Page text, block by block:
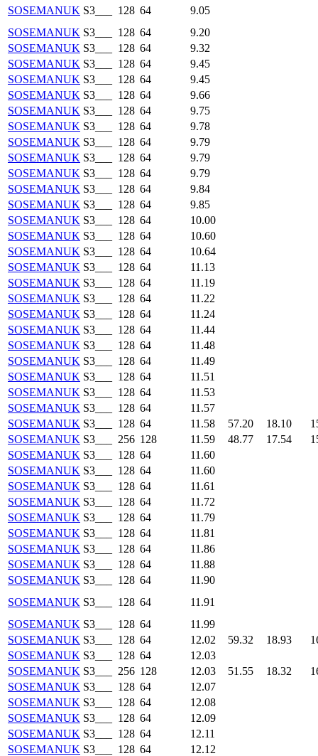
SOSEMANUK S3___ 128 64
9.05
SOSEMANUK S3___ 128 64
9.20
SOSEMANUK S3___ 128 64
9.32
SOSEMANUK S3___ 128 64
9.45
SOSEMANUK S3___ 128 64
9.45
SOSEMANUK S3___ 128 64
9.66
SOSEMANUK S3___ 128 64
9.75
SOSEMANUK S3___ 128 64
9.78
SOSEMANUK S3___ 128 64
9.79
SOSEMANUK S3___ 128 64
9.79
SOSEMANUK S3___ 128 64
9.79
SOSEMANUK S3___ 128 64
9.84
SOSEMANUK S3___ 128 64
9.85
SOSEMANUK S3___ 128 64
10.00
SOSEMANUK S3___ 128 64
10.60
SOSEMANUK S3___ 128 64
10.64
SOSEMANUK S3___ 128 64
11.13
SOSEMANUK S3___ 128 64
11.19
SOSEMANUK S3___ 128 64
11.22
SOSEMANUK S3___ 128 64
11.24
SOSEMANUK S3___ 128 64
11.44
SOSEMANUK S3___ 128 64
11.48
SOSEMANUK S3___ 128 64
11.49
SOSEMANUK S3___ 128 64
11.51
SOSEMANUK S3___ 128 64
11.53
SOSEMANUK S3___ 128 64
11.57
SOSEMANUK S3___ 128 64 11.58 57.20 18.10
SOSEMANUK S3___ 256 128 11.59 48.77 17.54
SOSEMANUK S3___ 128 64
11.60
SOSEMANUK S3___ 128 64
11.60
SOSEMANUK S3___ 128 64
11.61
SOSEMANUK S3___ 128 64
11.72
SOSEMANUK S3___ 128 64
11.79
SOSEMANUK S3___ 128 64
11.81
SOSEMANUK S3___ 128 64
11.86
SOSEMANUK S3___ 128 64
11.88
SOSEMANUK S3___ 128 64
11.90
SOSEMANUK S3___ 128 64
11.91
SOSEMANUK S3___ 128 64
11.99
SOSEMANUK S3___ 128 64 12.02 59.32 18.93
SOSEMANUK S3___ 128 64
12.03
SOSEMANUK S3___ 256 128 12.03 51.55 18.32
SOSEMANUK S3___ 128 64
12.07
SOSEMANUK S3___ 128 64
12.08
SOSEMANUK S3___ 128 64
12.09
SOSEMANUK S3___ 128 64
12.11
SOSEMANUK S3___ 128 64
12.12